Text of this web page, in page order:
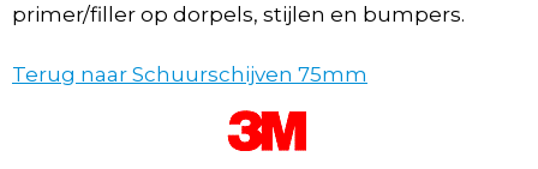
primer/filler op dorpels, stijlen en bumpers.
Terug naar Schuurschijven 75mm